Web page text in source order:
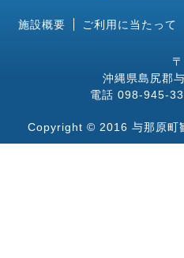
施設概要 ご利用に当たって
沖縄県島尻郡
電話 098-945-
Copyright © 2016 与那原町